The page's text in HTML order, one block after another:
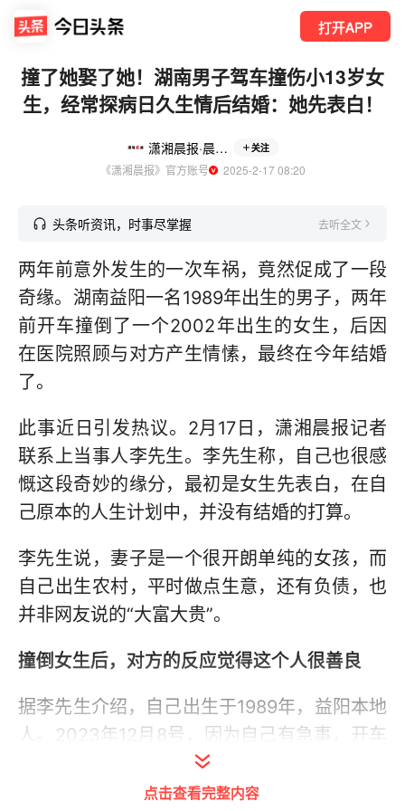
打开APP
撞了她娶了她！湖南男子驾车撞伤小13岁女
生，经常探病日久生情后结婚：她先表白！
潇湘晨报·晨视频 关注
《潇湘晨报》官方账号
  2025-2-17 08:20
头条听资讯，时事尽掌握 去听全文
两年前意外发生的一次车祸，竟然促成了一段
奇缘。湖南益阳一名1989年出生的男子，两年
前开车撞倒了一个2002年出生的女生，后因
在医院照顾与对方产生情愫，最终在今年结婚
了。
此事近日引发热议。2月17日，潇湘晨报记者
联系上当事人李先生。李先生称，自己也很感
慨这段奇妙的缘分，最初是女生先表白，在自
己原本的人生计划中，并没有结婚的打算。
李先生说，妻子是一个很开朗单纯的女孩，而
自己出生农村，平时做点生意，还有负债，也
并非网友说的“大富大贵”。
撞倒女生后，对方的反应觉得这个人很善良
据李先生介绍，自己出生于1989年，益阳本地
人。2023年12月8号，因为自己有急事，开车
就稍微快了一点，在一个十字路口撞到了一个
骑电动车的女生，并把她撞飞倒地。
点击查看完整内容